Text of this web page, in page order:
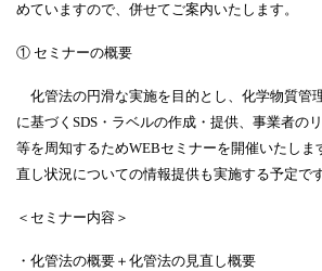
めていますので、併せてご案内いたします。
① セミナーの概要
化管法の円滑な実施を目的とし、化学物質管
に基づく SDS ・ラベルの作成・提供、事業者の
等を周知するためWEBセミナーを開催いたしま
直し状況についての情報提供も実施する予定です
＜セミナー内容＞
・化管法の概要＋化管法の見直し概要